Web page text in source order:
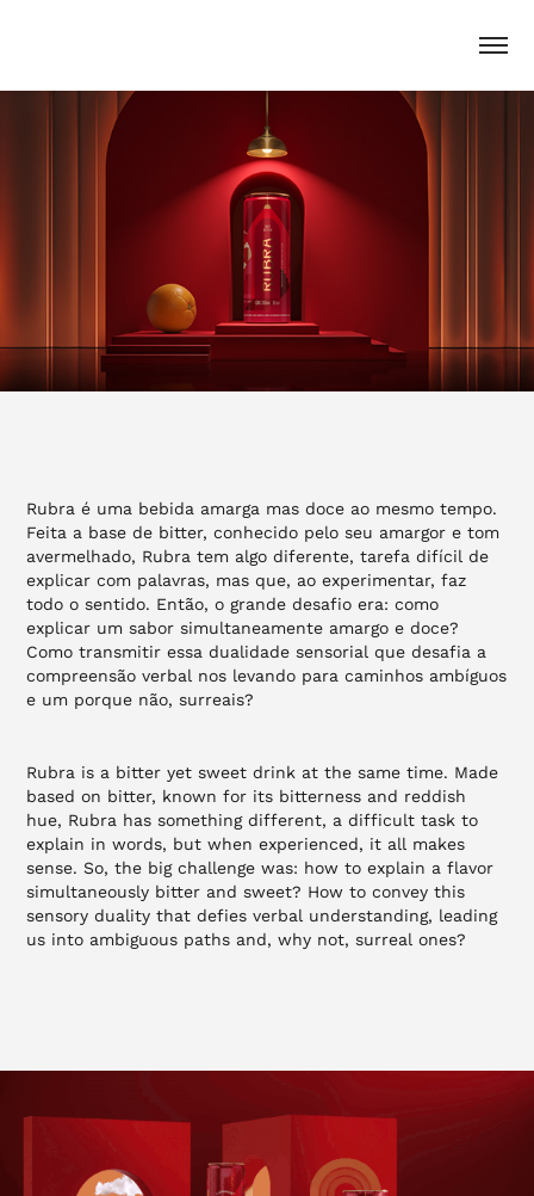
Rubra é uma bebida amarga mas doce ao mesmo tempo.
Feita a base de bitter, conhecido pelo seu amargor e tom
avermelhado, Rubra tem algo diferente, tarefa difícil de
explicar com palavras, mas que, ao experimentar, faz
todo o sentido. Então, o grande desafio era: como
explicar um sabor simultaneamente amargo e doce?
Como transmitir essa dualidade sensorial que desafia a
compreensão verbal nos levando para caminhos ambíguos
e um porque não, surreais?
Rubra is a bitter yet sweet drink at the same time. Made
based on bitter, known for its bitterness and reddish
hue, Rubra has something different, a difficult task to
explain in words, but when experienced, it all makes
sense.So, the big challenge was: how to explain a flavor
simultaneously bitter and sweet? How to convey this
sensory duality that defies verbal understanding, leading
us into ambiguous paths and, why not, surreal ones?